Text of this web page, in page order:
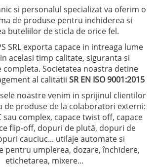
si personalul specializat va oferim o
de produse pentru inchiderea si
buteliilor de sticla de orice fel.
SRL exporta capace in intreaga lume
acelasi timp calitate, siguranta si
completa. Societatea noastra detine
al calitatii SR EN ISO 9001:2015
noastre venim in sprijinul clientilor
de produse de la colaboratori externi:
sau complex, capace twist off, capace
flip-off, dopuri de plută, dopuri de
cauciuc... utilaje automate si
pentru umplerea, dozare, închidere,
etichetarea, mixere...